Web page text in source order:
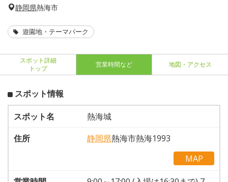
静岡県熱海市
遊園地・テーマパーク
スポット詳細
トップ
営業時間など 地図・アクセス
スポット情報
スポット名
熱海城
住所
静岡県熱海市熱海1993
MAP